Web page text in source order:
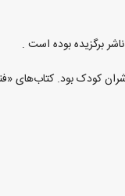
کودک بود. کتاب‌های